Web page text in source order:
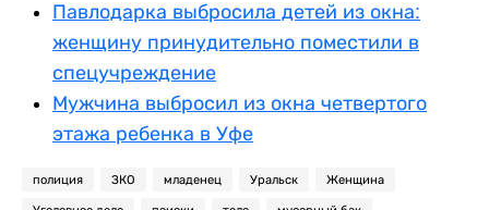
Павлодарка выбросила детей из окна:
женщину принудительно поместили в
спецучреждение
Мужчина выбросил из окна четвертого
этажа ребенка в Уфе
полиция ЗКО младенец Уральск Женщина